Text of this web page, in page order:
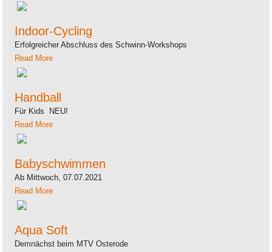
Indoor-Cycling
Erfolgreicher Abschluss des Schwinn-Workshops
Read More
Handball
Für Kids NEU!
Read More
Babyschwimmen
Ab Mittwoch, 07.07.2021
Read More
Aqua Soft
Demnächst beim MTV Osterode